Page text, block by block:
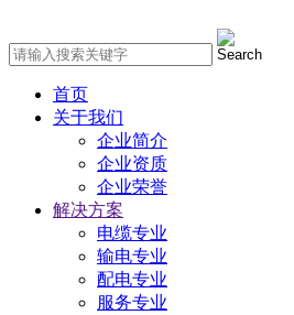
首页
关于我们
企业简介
企业资质
企业荣誉
解决方案
电缆专业
输电专业
配电专业
服务专业